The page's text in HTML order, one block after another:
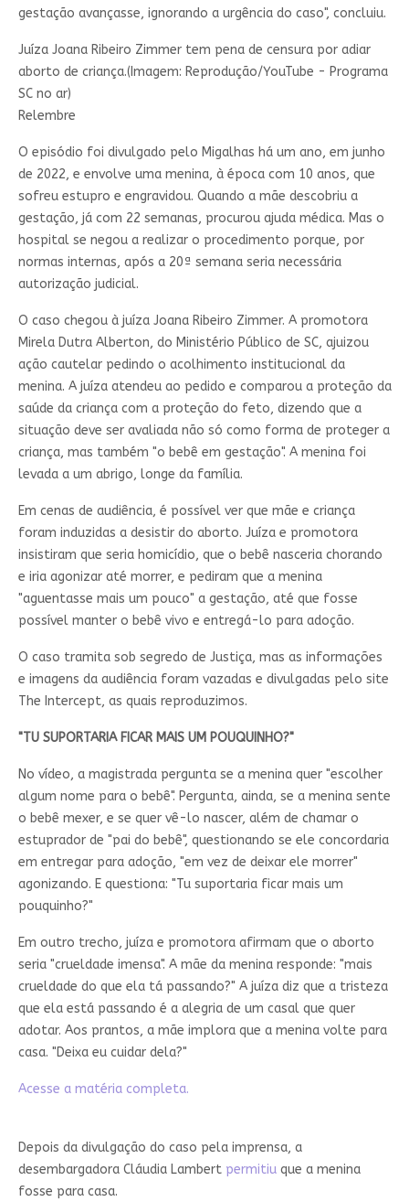
gestação avançasse, ignorando a urgência do caso", concluiu.
Juíza Joana Ribeiro Zimmer tem pena de censura por adiar
aborto de criança.(Imagem: Reprodução/YouTube - Programa
SC no ar)
Relembre
O episódio foi divulgado pelo Migalhas há um ano, em junho
de 2022, e envolve uma menina, à época com 10 anos, que
sofreu estupro e engravidou. Quando a mãe descobriu a
gestação, já com 22 semanas, procurou ajuda médica. Mas o
hospital se negou a realizar o procedimento porque, por
normas internas, após a 20ª semana seria necessária
autorização judicial.
O caso chegou à juíza Joana Ribeiro Zimmer. A promotora
Mirela Dutra Alberton, do Ministério Público de SC, ajuizou
ação cautelar pedindo o acolhimento institucional da
menina. A juíza atendeu ao pedido e comparou a proteção da
saúde da criança com a proteção do feto, dizendo que a
situação deve ser avaliada não só como forma de proteger a
criança, mas também "o bebê em gestação". A menina foi
levada a um abrigo, longe da família.
Em cenas de audiência, é possível ver que mãe e criança
foram induzidas a desistir do aborto. Juíza e promotora
insistiram que seria homicídio, que o bebê nasceria chorando
e iria agonizar até morrer, e pediram que a menina
"aguentasse mais um pouco" a gestação, até que fosse
possível manter o bebê vivo e entregá-lo para adoção.
O caso tramita sob segredo de Justiça, mas as informações
e imagens da audiência foram vazadas e divulgadas pelo site
The Intercept, as quais reproduzimos.
"TU SUPORTARIA FICAR MAIS UM POUQUINHO?"
No vídeo, a magistrada pergunta se a menina quer "escolher
algum nome para o bebê". Pergunta, ainda, se a menina sente
o bebê mexer, e se quer vê-lo nascer, além de chamar o
estuprador de "pai do bebê", questionando se ele concordaria
em entregar para adoção, "em vez de deixar ele morrer"
agonizando. E questiona: "Tu suportaria ficar mais um
pouquinho?"
Em outro trecho, juíza e promotora afirmam que o aborto
seria "crueldade imensa". A mãe da menina responde: "mais
crueldade do que ela tá passando?" A juíza diz que a tristeza
que ela está passando é a alegria de um casal que quer
adotar. Aos prantos, a mãe implora que a menina volte para
casa. "Deixa eu cuidar dela?"
Acesse a matéria completa.
Depois da divulgação do caso pela imprensa, a
desembargadora Cláudia Lambert permitiu que a menina
fosse para casa.